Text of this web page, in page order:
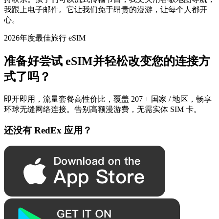
我跟上电子邮件。它让我们免于昂贵的漫游，让每个人都开
心。
2026年度最佳旅行 eSIM
准备好尝试 eSIM并轻松改变您的连接方
式了吗？
即开即用，流量套餐高性价比，覆盖 207 + 国家 / 地区，畅享
环球无缝网络连接。告别高额漫游费，无需实体 SIM 卡。
还没有 RedEx 应用？